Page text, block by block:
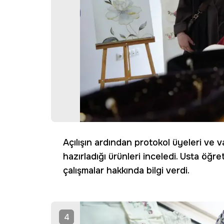
Açılışın ardından protokol üyeleri
hazırladığı ürünleri inceledi. Usta
çalışmalar hakkında bilgi verdi.
4